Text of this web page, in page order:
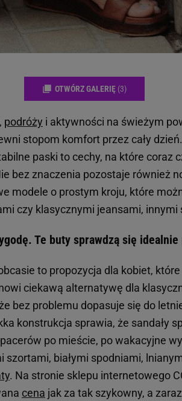
OTWÓRZ GALERIĘ (3)
podróży i aktywności na świeżym
stopom komfort przez cały
paski to cechy, na które coraz
bez znaczenia pozostaje również
modele o prostym kroju, które
czy klasycznymi jeansami, innymi
Te buty sprawdzą się
to propozycja dla kobiet,
ciekawą alternatywę dla
bez problemu dopasuje się do
konstrukcja sprawia, że sandały
po mieście, po wakacyjne
białymi spodniami,
. Na stronie sklepu internetowego
cena jak za tak szykowny, a